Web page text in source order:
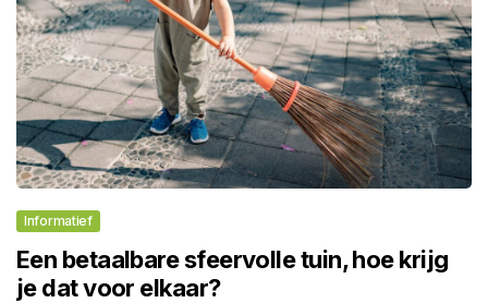
Informatief
Een betaalbare sfeervolle tuin, hoe krijg
je dat voor elkaar?